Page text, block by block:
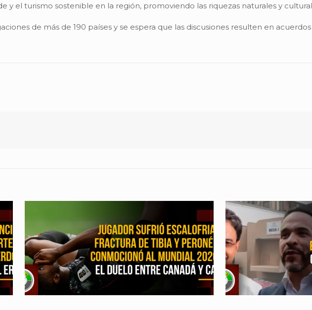
y el turismo sostenible en la región, promoviendo las riquezas naturales y
de más de 190 países y se espera que las discusiones resulten en